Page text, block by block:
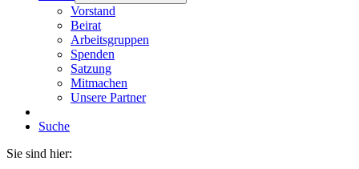
Vorstand
Beirat
Arbeitsgruppen
Spenden
Satzung
Mitmachen
Unsere Partner
Suche
Sie sind hier: